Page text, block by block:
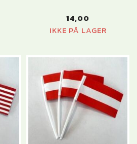
14,00
IKKE PÅ LAGER